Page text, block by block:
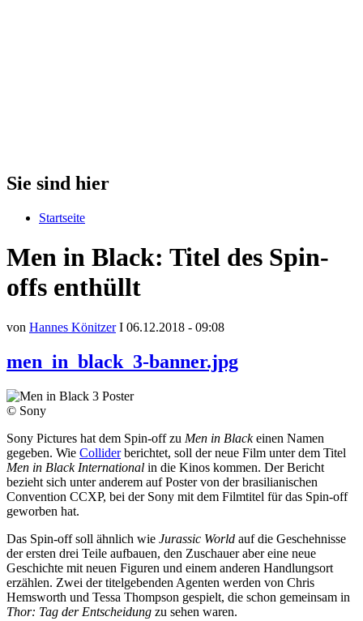
Sie sind hier
Startseite
Men in Black: Titel des Spin-
offs enthüllt
von Hannes KönitzerI 06.12.2018 - 09:08
men_in_black_3-banner.jpg
© Sony
Sony Pictures hat dem Spin-off zu Men in Blackeinen Namen
gegeben. Wie Colliderberichtet, soll der neue Film unter dem Titel
Men in Black International in die Kinos kommen. Der Bericht
bezieht sich unter anderem auf Poster von der brasilianischen
Convention CCXP, bei der Sony mit dem Filmtitel für das Spin-off
geworben hat.
Das Spin-off soll ähnlich wie Jurassic World auf die Geschehnisse
der ersten drei Teile aufbauen, den Zuschauer aber eine neue
Geschichte mit neuen Figuren und einem anderen Handlungsort
erzählen. Zwei der titelgebenden Agenten werden von Chris
Hemsworth und Tessa Thompson gespielt, die schon gemeinsam in
Thor: Tag der Entscheidung zu sehen waren.